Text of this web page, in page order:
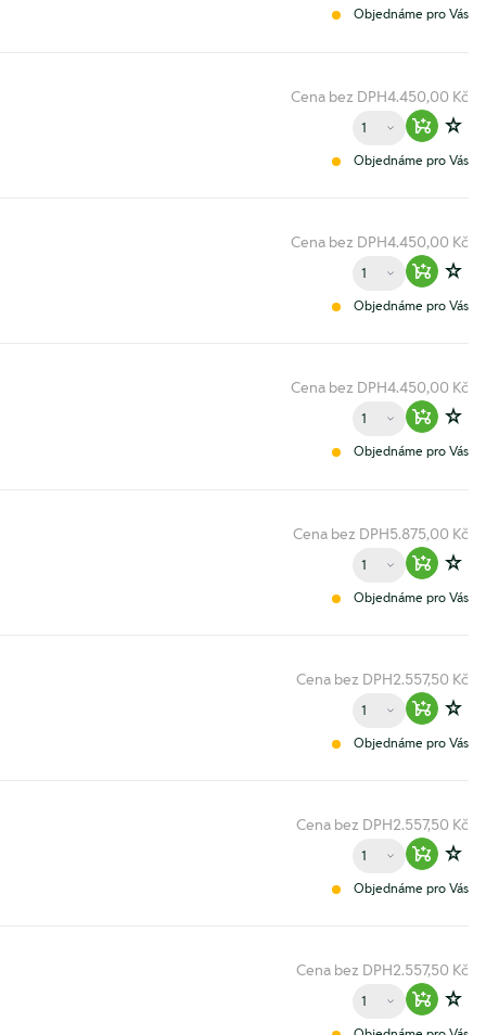
Objednáme pro Vás
Cena bez DPH4.450,00 Kč
Množství
Zur
Objednáme pro Vás
Cena bez DPH4.450,00 Kč
Množství
Zur
Objednáme pro Vás
Cena bez DPH4.450,00 Kč
Množství
Zur
Objednáme pro Vás
Cena bez DPH5.875,00 Kč
Množství
Zur
Objednáme pro Vás
Cena bez DPH2.557,50 Kč
Množství
Zur
Objednáme pro Vás
Cena bez DPH2.557,50 Kč
Množství
Zur
Objednáme pro Vás
Cena bez DPH2.557,50 Kč
Množství
Zur